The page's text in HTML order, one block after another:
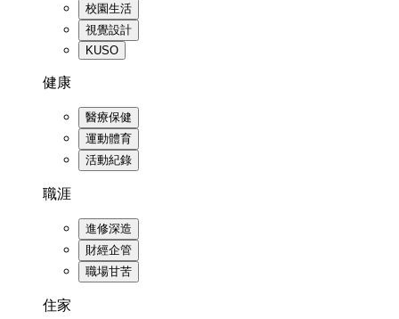
校園生活
視覺設計
KUSO
健康
醫療保健
運動體育
活動紀錄
職涯
進修深造
財經企管
職場甘苦
住家